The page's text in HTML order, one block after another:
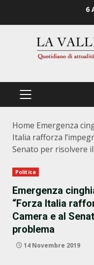
6
PRIMÄRES
Home Emergenza
Italia rafforza
Senato per risolvere
Politica
Emergenza
“Forza Italia
Camera e al
problema
14 Novembre 2019